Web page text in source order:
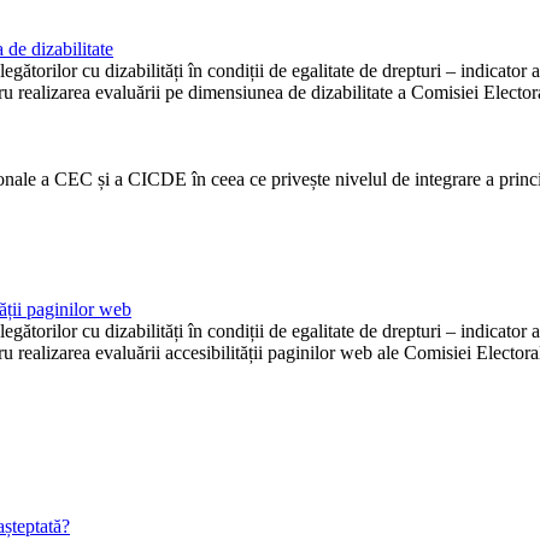
de dizabilitate
cu dizabilități în condiții de egalitate de drepturi – indicator
realizarea evaluării pe dimensiunea de dizabilitate a Comisiei
a CEC și a CICDE în ceea ce privește nivelul de integrare a
paginilor web
cu dizabilități în condiții de egalitate de drepturi – indicator
realizarea evaluării accesibilității paginilor web ale Comisiei